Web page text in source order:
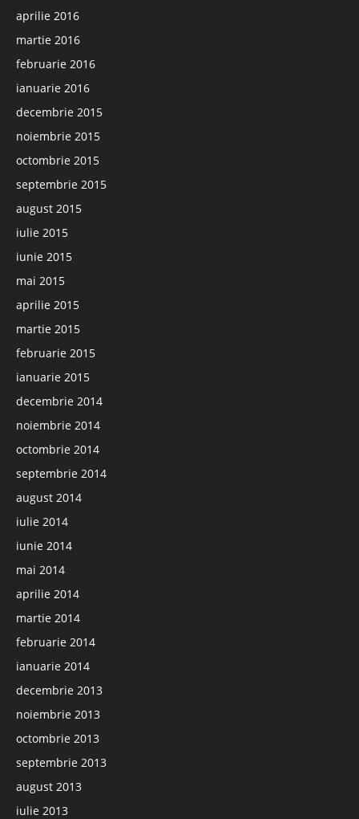
aprilie 2016
martie 2016
februarie 2016
ianuarie 2016
decembrie 2015
noiembrie 2015
octombrie 2015
septembrie 2015
august 2015
iulie 2015
iunie 2015
mai 2015
aprilie 2015
martie 2015
februarie 2015
ianuarie 2015
decembrie 2014
noiembrie 2014
octombrie 2014
septembrie 2014
august 2014
iulie 2014
iunie 2014
mai 2014
aprilie 2014
martie 2014
februarie 2014
ianuarie 2014
decembrie 2013
noiembrie 2013
octombrie 2013
septembrie 2013
august 2013
iulie 2013